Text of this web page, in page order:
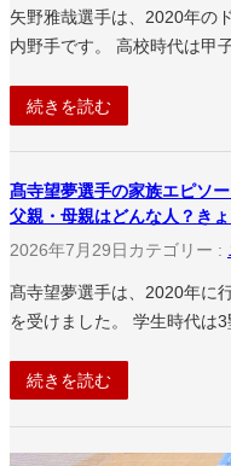
矢野雅哉選手は、2020年の
内野手です。 高校時代は甲
続きを読む
髙寺望夢選手の家族エピソ
父親・母親はどんな人？き
2026年7月29日 カテゴリー :
髙寺望夢選手は、2020年に
を受けました。 学生時代は
続きを読む